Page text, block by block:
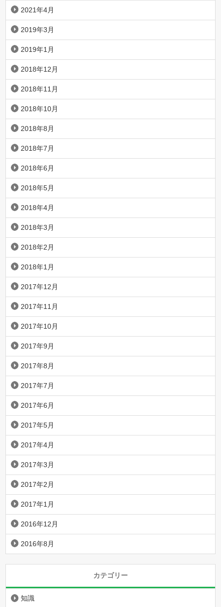
2021年4月
2019年3月
2019年1月
2018年12月
2018年11月
2018年10月
2018年8月
2018年7月
2018年6月
2018年5月
2018年4月
2018年3月
2018年2月
2018年1月
2017年12月
2017年11月
2017年10月
2017年9月
2017年8月
2017年7月
2017年6月
2017年5月
2017年4月
2017年3月
2017年2月
2017年1月
2016年12月
2016年8月
カテゴリー
知識